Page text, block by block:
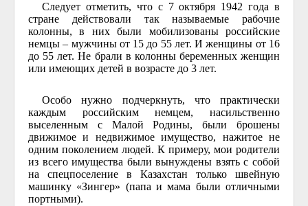
Следует отметить, что с 7 октября 1942 года в
стране действовали так называемые рабочие
колонны, в них были мобилизованы российские
немцы – мужчины от 15 до 55 лет. И женщины от 16
до 55 лет. Не брали в колонны беременных женщин
или имеющих детей в возрасте до 3 лет.
Особо нужно подчеркнуть, что практически
каждым российским немцем, насильственно
выселенным с Малой Родины, были брошены
движимое и недвижимое имущество, нажитое не
одним поколением людей. К примеру, мои родители
из всего имущества были вынуждены взять с собой
на спецпоселение в Казахстан только швейную
машинку «Зингер» (папа и мама были отличными
портными).